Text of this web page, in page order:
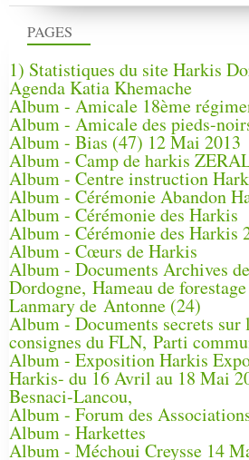
PAGES
1) Statistiques du site Harkis
Agenda Katia Khemache
Album - Amicale 18ème
Album - Amicale des pieds-
Album - Bias (47) 12 Mai 2013
Album - Camp de harkis
Album - Centre instruction
Album - Cérémonie Abandon
Album - Cérémonie des Harkis
Album - Cérémonie des Harkis
Album - Cœurs de Harkis
Album - Documents Archives
Dordogne, Hameau de
Lanmary de Antonne (24)
Album - Documents secrets sur
consignes du FLN, Parti
Album - Exposition Harkis
Harkis- du 16 Avril au 18 Mai
Besnaci-Lancou,
Album - Forum des
Album - Harkettes
Album - Méchoui Creysse 14